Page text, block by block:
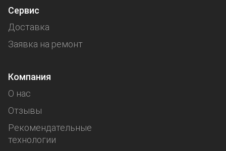
Сервис
Доставка
Заявка на ремонт
Компания
О нас
Отзывы
Рекомендательные
технологии